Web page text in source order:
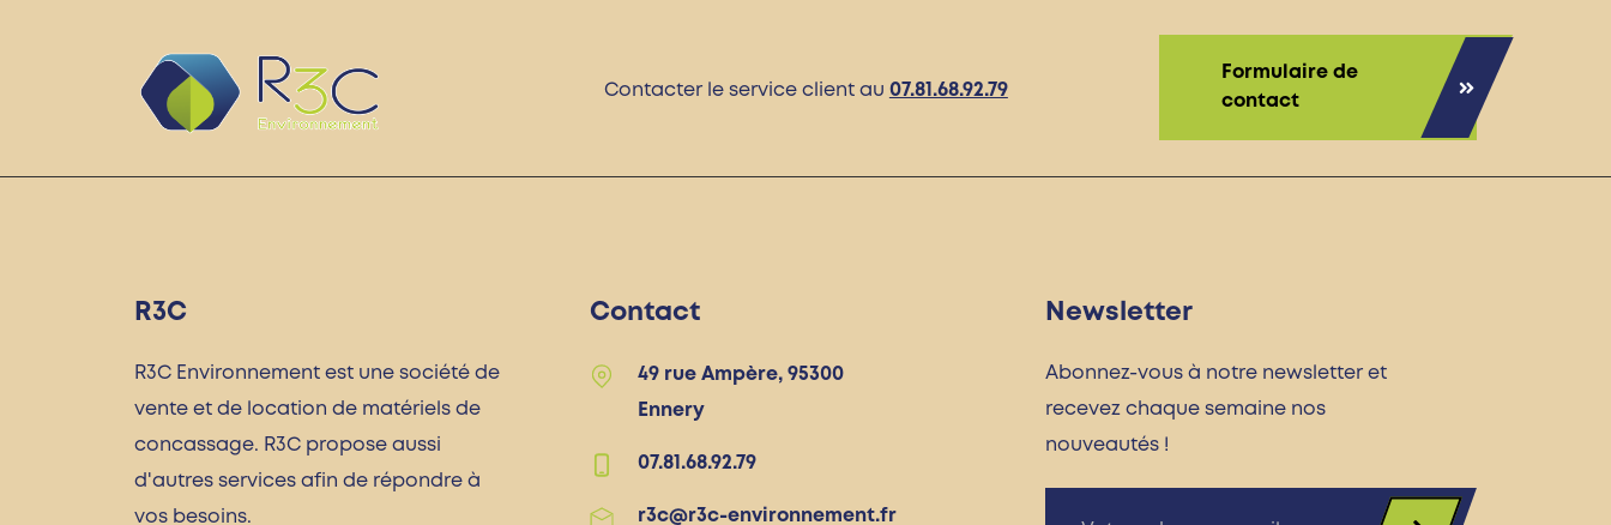
Contacter le service client au 07.81.68.92.79
Formulaire de
contact
R3C
R3C Environnement est une société de
vente et de location de matériels de
concassage. R3C propose aussi
d'autres services afin de répondre à
vos besoins.
Contact
49 rue Ampère, 95300
Ennery
07.81.68.92.79
r3c@r3c-environnement.fr
Newsletter
Abonnez-vous à notre newsletter et
recevez chaque semaine nos
nouveautés !